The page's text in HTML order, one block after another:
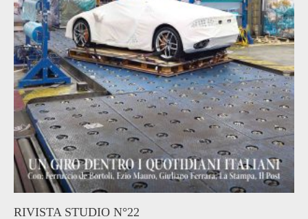
RIVISTA STUDIO N°22